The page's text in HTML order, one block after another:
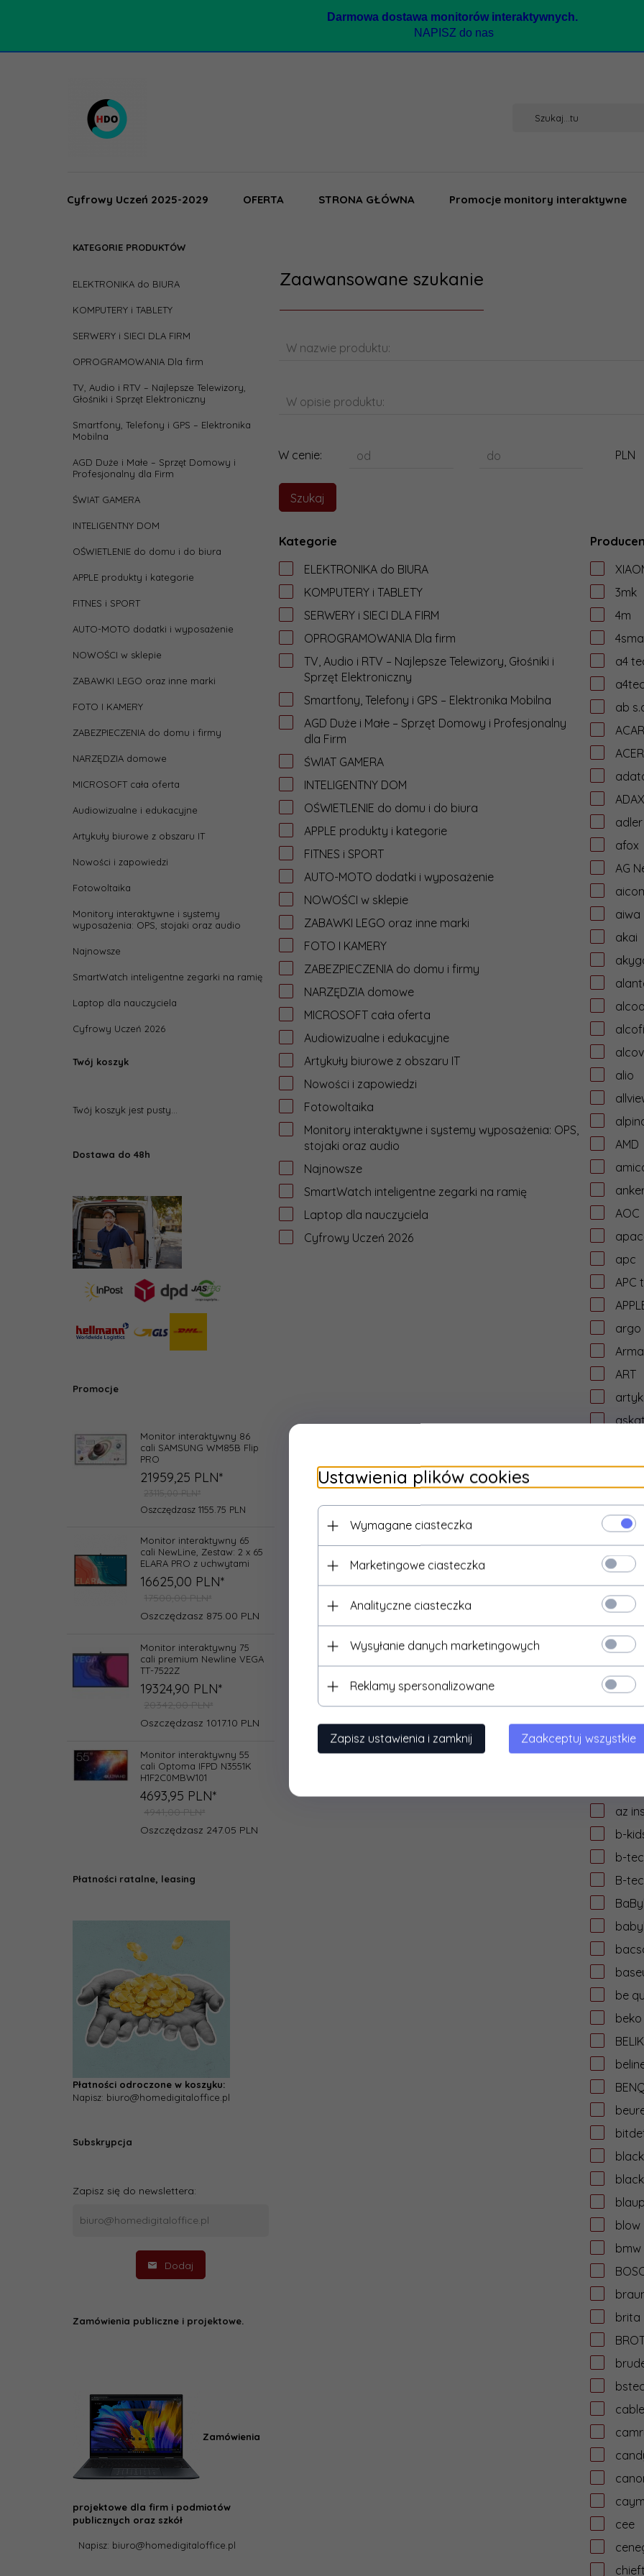
Darmowa dostawa monitorów interaktywnych.
NAPISZ do nas
Cyfrowy Uczeń 2025-2029 OFERTA STRONA GŁÓWNA Promocje monitory interaktywne
KATEGORIE PRODUKTÓW
ELEKTRONIKA do BIURA
KOMPUTERY i TABLETY
SERWERY i SIECI DLA FIRM
OPROGRAMOWANIA Dla firm
TV, Audio i RTV – Najlepsze Telewizory,
Głośniki i Sprzęt Elektroniczny
Smartfony, Telefony i GPS – Elektronika
Mobilna
AGD Duże i Małe – Sprzęt Domowy i
Profesjonalny dla Firm
ŚWIAT GAMERA
INTELIGENTNY DOM
OŚWIETLENIE do domu i do biura
APPLE produkty i kategorie
FITNES i SPORT
AUTO-MOTO dodatki i wyposażenie
NOWOŚCI w sklepie
ZABAWKI LEGO oraz inne marki
FOTO I KAMERY
ZABEZPIECZENIA do domu i firmy
NARZĘDZIA domowe
MICROSOFT cała oferta
Audiowizualne i edukacyjne
Artykuły biurowe z obszaru IT
Nowości i zapowiedzi
Fotowoltaika
Monitory interaktywne i systemy
wyposażenia: OPS, stojaki oraz audio
Najnowsze
SmartWatch inteligentne zegarki na ramię
Laptop dla nauczyciela
Cyfrowy Uczeń 2026
Twój koszyk
Twój koszyk jest pusty...
Dostawa do 48h
Promocje
Monitor interaktywny 86
cali SAMSUNG WM85B Flip
PRO
21959,25 PLN*
23115,00 PLN*
Oszczędzasz 1155.75 PLN
Monitor interaktywny 65
cali NewLine, Zestaw: 2 x 65
ELARA PRO z uchwytami
16625,00 PLN*
17500,00 PLN*
Oszczędzasz 875.00 PLN
Monitor interaktywny 75
cali premium Newline VEGA
TT-7522Z
19324,90 PLN*
20342,00 PLN*
Oszczędzasz 1017.10 PLN
Monitor interaktywny 55
cali Optoma IFPD N3551K
H1F2C0MBW101
4693,95 PLN*
4941,00 PLN*
Oszczędzasz 247.05 PLN
Płatności ratalne, leasing
Płatności odroczone w koszyku:
Napisz: biuro@homedigitaloffice.pl
Subskrypcja
Zapisz się do newslettera:
Dodaj
Zamówienia publiczne i projektowe.
Zamówienia
projektowe dla firm i podmiotów
publicznych oraz szkół
Napisz: biuro@homedigitaloffice.pl
Zaawansowane szukanie
W nazwie produktu:
W opisie produktu:
W cenie: od do PLN
Kategorie
ELEKTRONIKA do BIURA
KOMPUTERY i TABLETY
SERWERY i SIECI DLA FIRM
OPROGRAMOWANIA Dla firm
TV, Audio i RTV – Najlepsze Telewizory, Głośniki i
Sprzęt Elektroniczny
Smartfony, Telefony i GPS – Elektronika Mobilna
AGD Duże i Małe – Sprzęt Domowy i Profesjonalny
dla Firm
ŚWIAT GAMERA
INTELIGENTNY DOM
OŚWIETLENIE do domu i do biura
APPLE produkty i kategorie
FITNES i SPORT
AUTO-MOTO dodatki i wyposażenie
NOWOŚCI w sklepie
ZABAWKI LEGO oraz inne marki
FOTO I KAMERY
ZABEZPIECZENIA do domu i firmy
NARZĘDZIA domowe
MICROSOFT cała oferta
Audiowizualne i edukacyjne
Artykuły biurowe z obszaru IT
Nowości i zapowiedzi
Fotowoltaika
Monitory interaktywne i systemy wyposażenia: OPS,
stojaki oraz audio
Najnowsze
SmartWatch inteligentne zegarki na ramię
Laptop dla nauczyciela
Cyfrowy Uczeń 2026
3mk
4m
a4
ab
ACAR
ACER
ADAX
adler
afox
AG
aiwa
akai
alio
AMD
AOC
apc
APC
argo
ART
artyk
ASUS
ata
aten
aukey
AVer
az
b-
b-
B-
be
beko
blow
bmw
brita
cee
Ustawienia plików cookies
Wymagane ciasteczka
Marketingowe ciasteczka
Analityczne ciasteczka
Wysyłanie danych marketingowych
Reklamy spersonalizowane
Zapisz ustawienia i zamknij Zaakceptuj wszystkie